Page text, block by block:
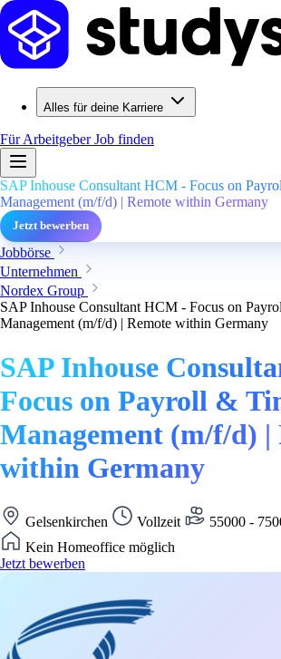
Alles für deine Karriere
Für ArbeitgeberJob finden
SAP Inhouse Consultant HCM - Focus on
Management (m/f/d) | Remote within Germany
Jetzt bewerben
Jobbörse
Unternehmen
Nordex Group
SAP Inhouse Consultant HCM - Focus on
Management (m/f/d) | Remote within Germany
SAP Inhouse
Focus on Payroll &
Management (m/f/d) |
within Germany
Gelsenkirchen Vollzeit
55000 -
Kein Homeoffice möglich
Jetzt bewerben